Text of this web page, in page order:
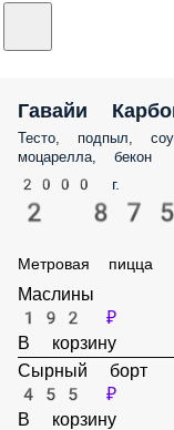
Гавайи
Тесто, подпыл,
моцарелла, бекон
2000 г.
2
Метровая пицца
Маслины
192 ₽
В корзину
Сырный борт
455 ₽